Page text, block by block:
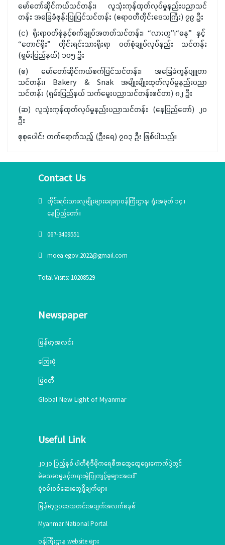
မော်တော်ဆိုင်ကယ်သင်တန်း၊ လူသုံးကုန်ထုတ်လုပ်မှုနည်းပညာသင်
တန်း အခြေခံဖုန်းပြုပြင်သင်တန်း (ဧရာဝတီတိုင်းဒေသကြီး) ၇၉ ဦး
(င) ရိုးရာဝတ်စုံနှင့်စက်ချုပ်အတတ်သင်တန်း၊ “လားဟူ”၊“ဓနု” နှင့်
“တောင်ရိုး” တိုင်းရင်းသားရိုးရာ ဝတ်စုံချုပ်လုပ်နည်း သင်တန်း
(ရှမ်းပြည်နယ်) ၁၀၅ ဦး
(စ) မော်တော်ဆိုင်ကယ်စက်ပြင်သင်တန်း၊ အခြေခံကွန်ပျူတာ
သင်တန်း၊ Bakery & Snak အမျိုးမျိုးထုတ်လုပ်မှုနည်းပညာ
သင်တန်း (ရှမ်းပြည်နယ် သက်မွေးပညာသင်တန်းစင်တာ) ၈၂ ဦး
(ဆ) လူသုံးကုန်ထုတ်လုပ်မှုနည်းပညာသင်တန်း (နေပြည်တော်) ၂၀
ဦး
စုစုပေါင်း တက်ရောက်သည့် (ဦးရေ) ၇၀၃ ဦး ဖြစ်ပါသည်။
Contact Us
တိုင်းရင်းသားလူမျိုးများရေးရာဝန်ကြီးဌာန၊ ရုံးအမှတ် ၁၄ ၊
နေပြည်တော်။
067-3409551
moea.egov.2022@gmail.com
Total Visits: 10208529
Newspaper
မြန်မာ့အလင်း
ကြေးမုံ
မြဝတီ
Global New Light of Myanmar
Useful Link
၂၀၂၀ ပြည့်နှစ် ပါတီစုံဒီမိုကရေစီအထွေထွေရွေးကောက်ပွဲတွင်
မဲမသမာမှုနှင့်တရားမဲ့ပြုကျင့်မှုများအပေါ်
စုံစမ်းစစ်ဆေးတွေ့ရှိချက်များ
မြန်မာ့ဥပဒေသတင်းအချက်အလက်စနစ်
Myanmar National Portal
ဝန်ကြီးဌာန website များ